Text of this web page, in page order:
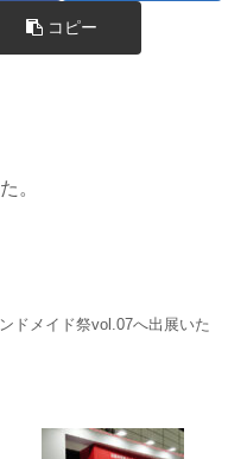
コピー
。
ドメイド祭vol.07へ出展いた